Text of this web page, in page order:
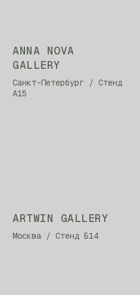
ANNA NOVA
GALLERY
Санкт-Петербург / Стенд
А15
ARTWIN GALLERY
Москва / Стенд Б14